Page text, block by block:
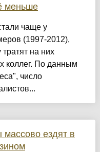
меньше
чаще у
(1997-2012),
на них
коллег. По данным
число
массово ездят в